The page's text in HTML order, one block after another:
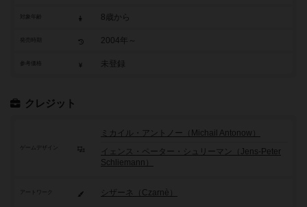
8歳から
2004年～
参考価格 未登録
クレジット
ゲームデザイン
ミカイル・アントノー（Michail Antonow）
イェンス・ペーター・シュリーマン（Jens-Peter
Schliemann）
アートワーク シザーネ（Czarnè）